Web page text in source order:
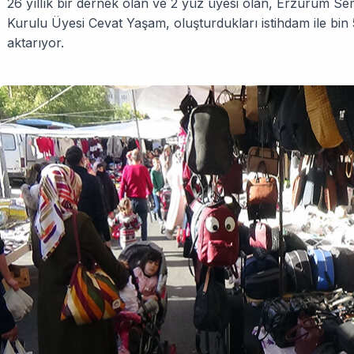
26 yıllık bir dernek olan ve 2 yüz üyesi olan, Erzurum
Kurulu Üyesi Cevat Yaşam, oluşturdukları istihdam ile bin
aktarıyor.